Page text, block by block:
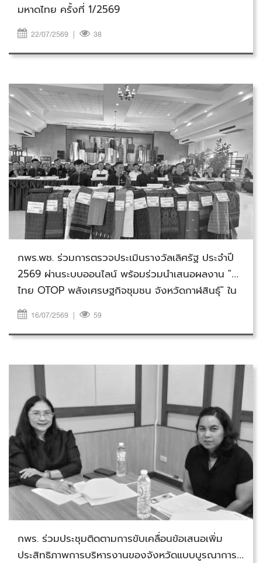
มหาดไทย ครั้งที่ 1/2569
22/07/2569 | 38
วันพฤหัสบดีที่ 16 กรกฎาคม 2569
กพร.พช. ร่วมการตรวจประเมินรางวัลเลิศรัฐ ประจำปี
2569 ผ่านระบบออนไลน์ พร้อมร่วมนำเสนอผลงาน "ผ้า
ไทย OTOP พลังเศรษฐกิจชุมชน จังหวัดกาฬสินธุ์" ใน
บทบาทของกรมการพัฒนาชุมชน
16/07/2569 | 59
วันพุธที่ 8 กรกฎาคม 2569
กพร. ร่วมประชุมติดตามการขับเคลื่อนข้อเสนอเพิ่ม
ประสิทธิภาพการบริหารงานของจังหวัดแบบบูรณาการ